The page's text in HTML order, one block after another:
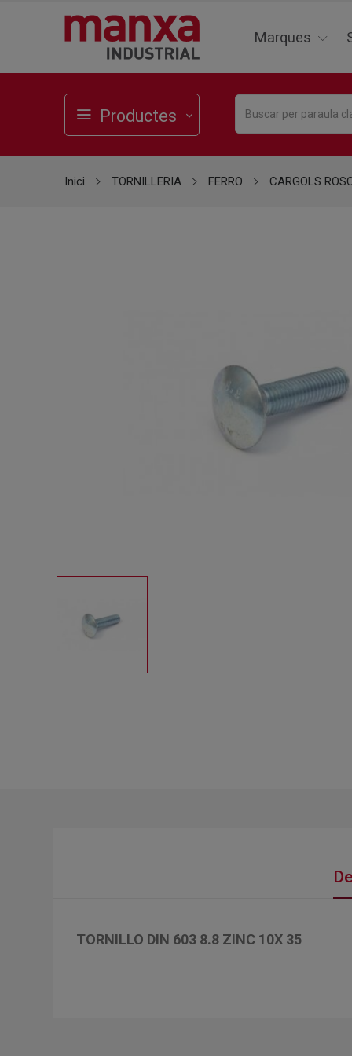
Marques
Productes
Inici TORNILLERIA FERRO CARGOLS
TORNILLO DIN 603 8.8 ZINC 10X 35